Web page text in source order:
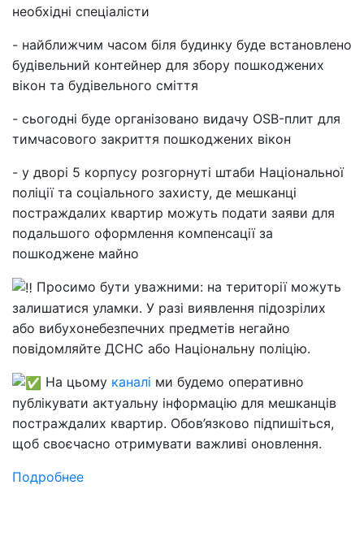
необхідні спеціалісти
- найближчим часом біля будинку буде встановлено
будівельний контейнер для збору пошкоджених
вікон та будівельного сміття
- сьогодні буде організовано видачу OSB-плит для
тимчасового закриття пошкоджених вікон
- у дворі 5 корпусу розгорнуті штаби Національної
поліції та соціального захисту, де мешканці
постраждалих квартир можуть подати заяви для
подальшого оформлення компенсації за
пошкоджене майно
Просимо бути уважними: на території можуть
залишатися уламки. У разі виявлення підозрілих
або вибухонебезпечних предметів негайно
повідомляйте ДСНС або Національну поліцію.
На цьому каналі ми будемо оперативно
публікувати актуальну інформацію для мешканців
постраждалих квартир. Обов’язково підпишіться,
щоб своєчасно отримувати важливі оновлення.
Подробнее